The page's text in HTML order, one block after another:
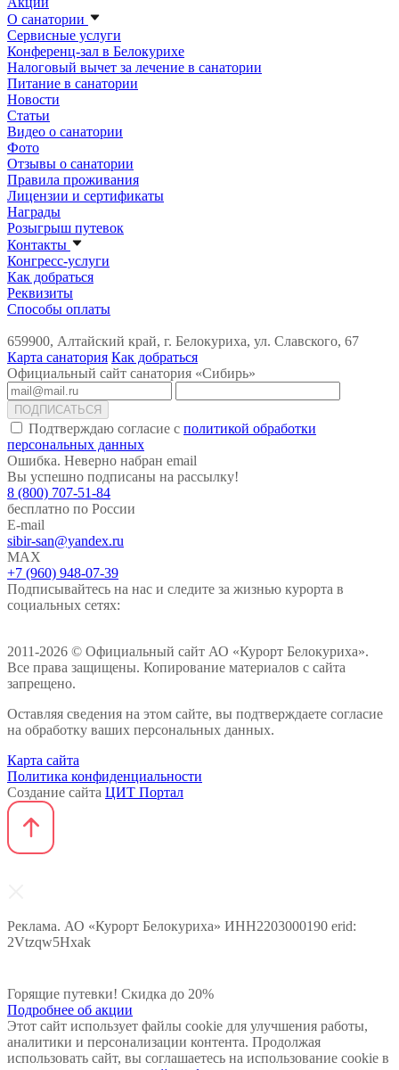
О санатории
Сервисные услуги
Конференц-зал в Белокурихе
Налоговый вычет за лечение в санатории
Питание в санатории
Новости
Статьи
Видео о санатории
Фото
Отзывы о санатории
Правила проживания
Лицензии и сертификаты
Награды
Розыгрыш путевок
Контакты
Конгресс-услуги
Как добраться
Реквизиты
Способы оплаты
659900, Алтайский край, г. Белокуриха, ул. Славского, 67
Карта санатория Как добраться
Официальный сайт санатория «Сибирь»
ПОДПИСАТЬСЯ
Подтверждаю согласие с политикой обработки
персональных данных
Ошибка. Неверно набран email
Вы успешно подписаны на рассылку!
8 (800) 707-51-84
бесплатно по России
E-mail
sibir-san@yandex.ru
MAX
+7 (960) 948-07-39
Подписывайтесь на нас и следите за жизнью курорта в
социальных сетях:
2011-2026 © Официальный сайт АО «Курорт Белокуриха».
Все права защищены. Копирование материалов с сайта
запрещено.
Оставляя сведения на этом сайте, вы подтверждаете согласие
на обработку ваших персональных данных.
Карта сайта
Политика конфиденциальности
Создание сайта ЦИТ Портал
Реклама. АО «Курорт Белокуриха» ИНН2203000190 erid:
2Vtzqw5Hxak
Горящие путевки! Скидка до 20%
Подробнее об акции
Этот сайт использует файлы cookie для улучшения работы,
аналитики и персонализации контента. Продолжая
использовать сайт, вы соглашаетесь на использование cookie в